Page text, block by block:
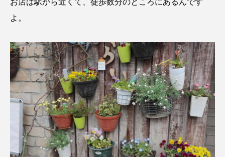
お店は駅から近くて、徒歩数分のところにあるんです
よ。